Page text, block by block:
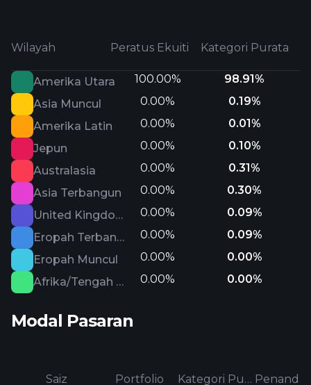
Wilayah Peratus Ekuiti Kategori Purata
Amerika Utara 100.00%
98.91%
Asia Muncul
0.00%
0.19%
Amerika Latin
0.00%
0.01%
Jepun
0.00%
0.10%
Australasia
0.00%
0.31%
Asia Terbangun
0.00%
0.30%
United Kingdom
0.00%
0.09%
Eropah Terbangun
0.00%
0.09%
Eropah Muncul
0.00%
0.00%
Afrika/Tengah Timur
0.00% 0.00%
Modal Pasaran
Saiz Portfolio Kategori Purata Penanda